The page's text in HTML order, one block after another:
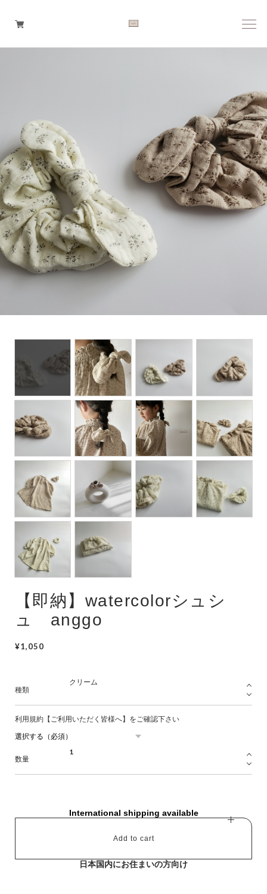
Baby
Brand
Tops
Bottoms
Outer
Room wear
Hat / Cap
Socks
Shoes
Bag
Accessories / Goods
Swimwear
Gift wrapping
【即納】watercolorシュシ
ュ anggo
¥1,050
種類
利用規約【ご利用いただく皆様へ】をご確認下さい
数量
International shipping available
Add to cart
日本国内にお住まいの方向け